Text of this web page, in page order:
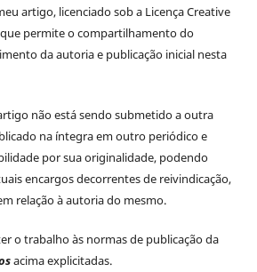
artigo, licenciado sob a Licença Creative
permite o compartilhamento do
da autoria e publicação inicial nesta
não está sendo submetido a outra
na íntegra em outro periódico e
por sua originalidade, podendo
encargos decorrentes de reivindicação,
relação à autoria do mesmo.
o trabalho às normas de publicação da
acima explicitadas.